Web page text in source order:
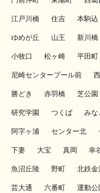
江戸川橋 住吉 本駒込
ゆめが丘 山王 新川橋
小牧口 松ヶ崎 平田町
尼崎センタープール前
勝どき 赤羽橋 芝公園
研究学園 つくば みな
阿字ヶ浦 センター北
下妻 大宝 真岡 幸
魚沼丘陵 野町 北鉄金
芸大通 六番町 運動公